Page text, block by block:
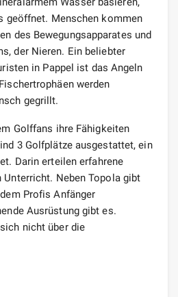
geöffnet. Menschen kommen
des Bewegungsapparates und
der Nieren. Ein beliebter
in Pappel ist das Angeln
werden
gegrillt.
Golffans ihre Fähigkeiten
3 Golfplätze ausgestattet, ein
Darin erteilen erfahrene
Unterricht. Neben Topola gibt
Profis Anfänger
Ausrüstung gibt es.
nicht über die